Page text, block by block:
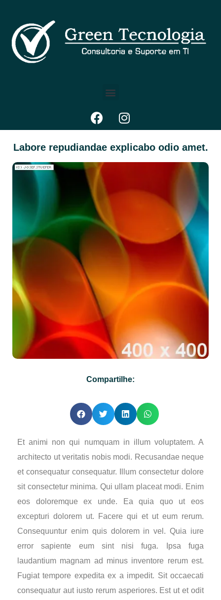
Labore repudiandae explicabo odio amet.
Compartilhe:
Et animi non qui numquam in illum voluptatem. A
architecto ut veritatis nobis modi. Recusandae neque
et consequatur consequatur. Illum consectetur dolore
sit consectetur minima. Qui ullam placeat modi. Enim
eos doloremque ex unde. Ea quia quo ut eos
excepturi dolorem ut. Facere qui et ut eum rerum.
Consequuntur enim quis dolorem in vel. Quia iure
error sapiente eum sint nisi fuga. Ipsa fuga
laudantium magnam ad minus inventore rerum est.
Fugiat tempore expedita ex a impedit. Sit occaecati
consequatur aut iusto rerum asperiores. Est ut et odit